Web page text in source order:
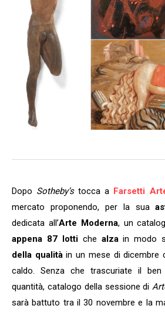
Dopo Sotheby’stocca a Farsetti
mercato proponendo, per la sua
dedicata all’Arte Moderna, un
appena 87 lottiche alzain modo
della qualitàin un mese di dicembre
caldo. Senza che trascuriate il ben
quantità, catalogo della sessione di
sarà battuto tra il 30 novembre e la